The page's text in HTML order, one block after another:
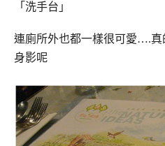
「洗手台」
連廁所外也都一樣很可愛….真
身影呢